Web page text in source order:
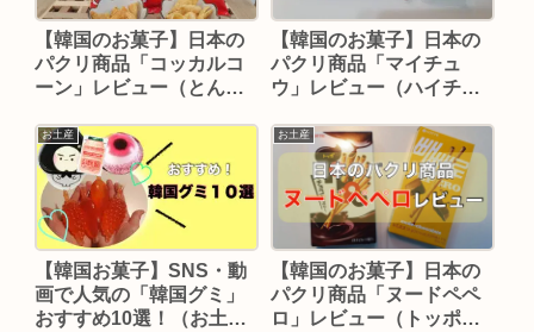
【韓国のお菓子】日本の
パクリ商品「コッカルコ
ーン」レビュー（とんが
【韓国のお菓子】日本の
パクリ商品「マイチュ
ウ」レビュー（ハイチュ
お土産
【韓国お菓子】SNS・動
画で人気の「韓国グミ」
おすすめ10選！（お土産
お土産
【韓国のお菓子】日本の
パクリ商品「ヌードペペ
ロ」レビュー（トッポと